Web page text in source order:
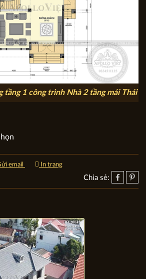
tầng 1 công trình Nhà 2 tầng mái Thái
email In trang
Chia sẻ: